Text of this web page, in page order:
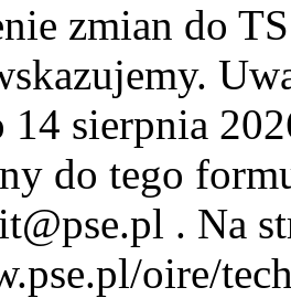
zmian do
14 sierpnia
do tego
. Na
oire/